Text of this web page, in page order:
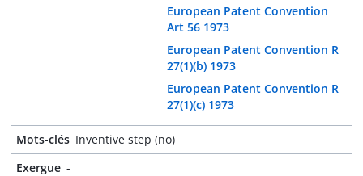
European Patent Convention
Art 56 1973
European Patent Convention R
27(1)(b) 1973
European Patent Convention R
27(1)(c) 1973
Mots-clés Inventive step (no)
Exergue -